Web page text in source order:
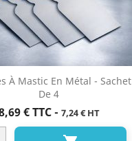
À Mastic En Métal - Sachet
De 4
€ TTC- 7,24 € HT